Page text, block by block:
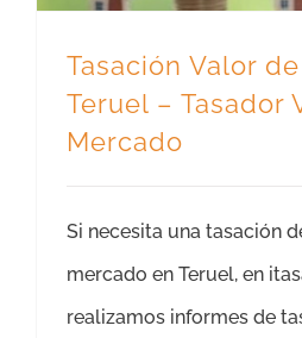
Tasación Valor
Teruel – Tasador
Mercado
Si necesita una tasación
mercado en Teruel, en
realizamos informes de